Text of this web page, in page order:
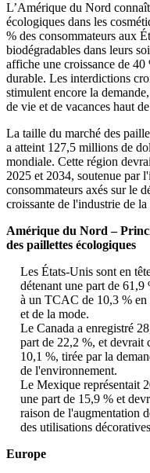
L’Amérique du Nord
écologiques dans les
% des consommateurs aux
biodégradables dans leurs
affiche une croissance de
durable. Les interdictions
stimulent encore la
de vie et de vacances haut
La taille du marché des
a atteint 127,5 millions de
mondiale. Cette région
2025 et 2034, soutenue par
consommateurs axés sur le
croissante de l'industrie de la
Amérique du Nord –
des paillettes écologiques
Les États-Unis sont en
détenant une part de 61,9
à un TCAC de 10,3 % en
et de la mode.
Le Canada a enregistré
part de 22,2 %, et devrait
10,1 %, tirée par la
de l'environnement.
Le Mexique représentait
une part de 15,9 % et
raison de l'augmentation
des utilisations
Europe